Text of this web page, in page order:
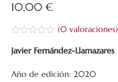
10,00€
a
l
r
(0valoraciones)
Javier Fernández-Llamazares
Año de edición: 2020